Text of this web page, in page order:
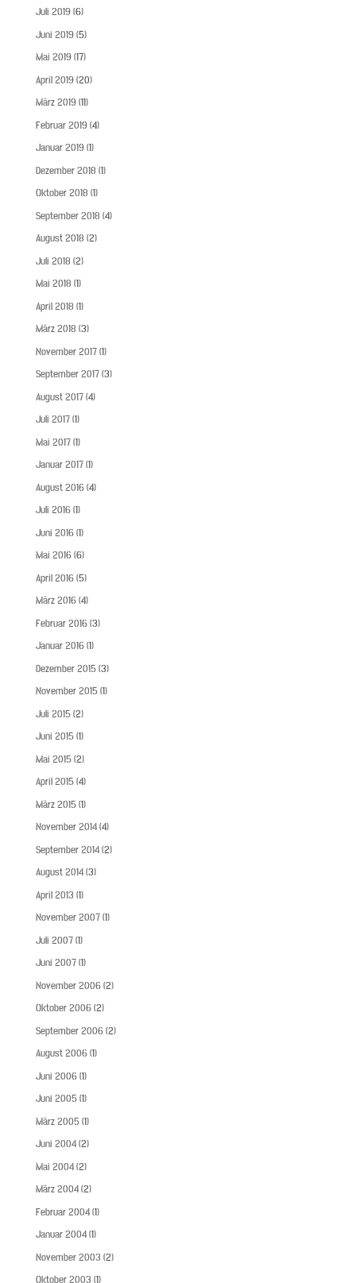
Juli 2019(6)
Juni 2019(5)
Mai 2019(17)
April 2019(20)
März 2019(11)
Februar 2019(4)
Januar 2019(1)
Dezember 2018 (1)
Oktober 2018 (1)
September 2018 (4)
August 2018 (2)
Juli 2018 (2)
Mai 2018 (1)
April 2018 (1)
März 2018 (3)
November 2017(1)
September 2017(3)
August 2017(4)
Juli 2017(1)
Mai 2017(1)
Januar 2017(1)
August 2016(4)
Juli 2016(1)
Juni 2016(1)
Mai 2016(6)
April 2016(5)
März 2016(4)
Februar 2016(3)
Januar 2016(1)
Dezember 2015(3)
November 2015(1)
Juli 2015(2)
Juni 2015(1)
Mai 2015(2)
April 2015(4)
März 2015(1)
November 2014(4)
September 2014(2)
August 2014(3)
April 2013 (1)
November 2007(1)
Juli 2007(1)
Juni 2007(1)
November 2006(2)
Oktober 2006(2)
September 2006(2)
August 2006(1)
Juni 2006(1)
Juni 2005(1)
März 2005(1)
Juni 2004(2)
Mai 2004(2)
März 2004(2)
Februar 2004(1)
Januar 2004(1)
November 2003 (2)
Oktober 2003 (1)